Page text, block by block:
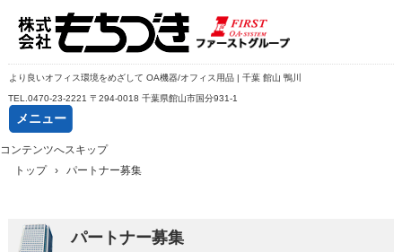
より良いオフィス環境をめざして OA機器/オフィス用品 | 千葉 館山 鴨川
TEL. 0470-23-2221 〒294-0018 千葉県館山市国分931-1
メニュー
コンテンツへスキップ
トップ
› パートナー募集
パートナー募集